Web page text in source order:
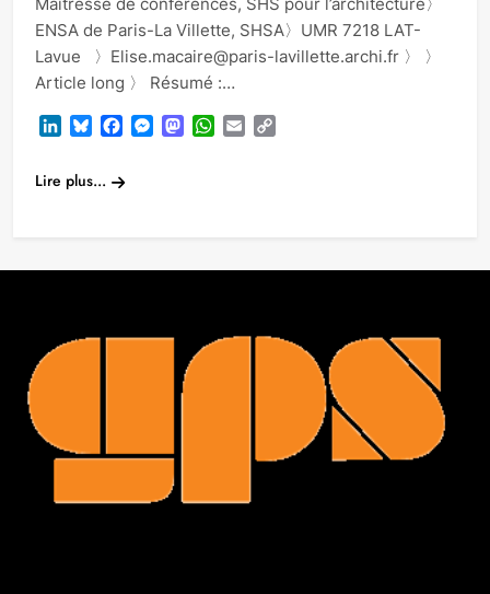
Maîtresse de conférences, SHS pour l’architecture〉
ENSA de Paris-La Villette, SHSA〉UMR 7218 LAT-
Lavue 〉Elise.macaire@paris-lavillette.archi.fr 〉 〉
Article long 〉 Résumé :…
LinkedInBlueskyFacebook
Messenger
Mastodon
WhatsApp
Email
Lire plus...